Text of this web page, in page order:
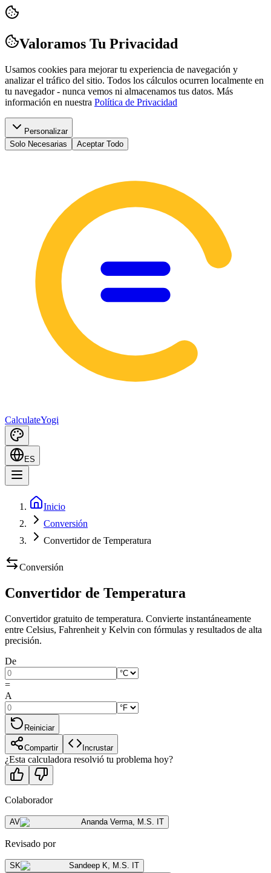
Valoramos Tu Privacidad
Usamos cookies para mejorar tu experiencia de navegación y
analizar el tráfico del sitio. Todos los cálculos ocurren localmente en
tu navegador - nunca vemos ni almacenamos tus datos. Más
información en nuestra Política de Privacidad
Personalizar
Solo Necesarias
Aceptar Todo
CalculateYogi
ES
Inicio
Conversión
Convertidor de Temperatura
Conversión
Convertidor de Temperatura
Convertidor gratuito de temperatura. Convierte instantáneamente
entre Celsius, Fahrenheit y Kelvin con fórmulas y resultados de alta
precisión.
De
=
A
Reiniciar
Compartir Incrustar
¿Esta calculadora resolvió tu problema hoy?
Colaborador
AV Ananda Verma M.S. IT
Revisado por
SK Sandeep K
M.S. IT